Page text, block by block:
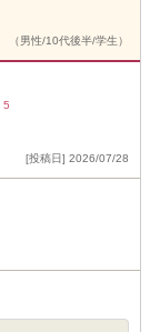
（男性/10代後半/学生）
5
[投稿日] 2026/07/28